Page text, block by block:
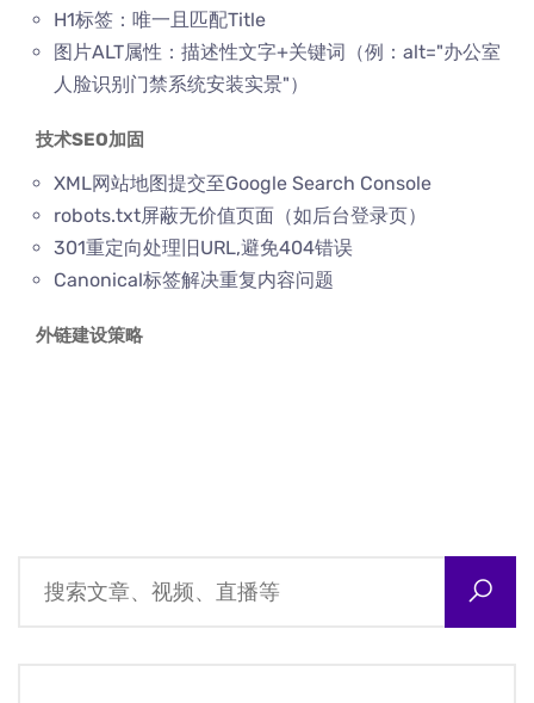
H1标签：唯一且匹配Title
图片ALT属性：描述性文字+关键词（例：alt="办公室
人脸识别门禁系统安装实景"）
技术SEO加固
XML网站地图提交至Google Search Console
robots.txt屏蔽无价值页面（如后台登录页）
301重定向处理旧URL,避免404错误
Canonical标签解决重复内容问题
外链建设策略